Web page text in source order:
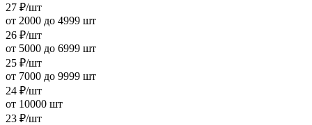
27 ₽/шт
от 2000 до 4999 шт
26 ₽/шт
от 5000 до 6999 шт
25 ₽/шт
от 7000 до 9999 шт
24 ₽/шт
от 10000 шт
23 ₽/шт